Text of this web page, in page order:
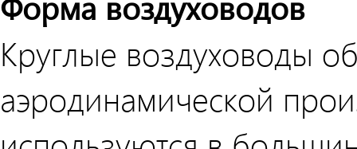
Круглые воздуховоды
аэродинамической